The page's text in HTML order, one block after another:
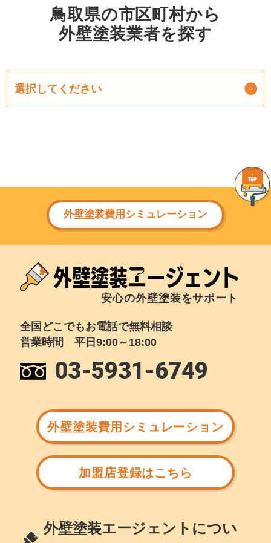
鳥取県の市区町村から
外壁塗装業者を探す
外壁塗装費用シミュレーション
安心の外壁塗装をサポート
全国どこでもお電話で無料相談
営業時間 平日9:00～18:00
03-5931-6749
外壁塗装費用シミュレーション
加盟店登録はこちら
外壁塗装エージェントについ